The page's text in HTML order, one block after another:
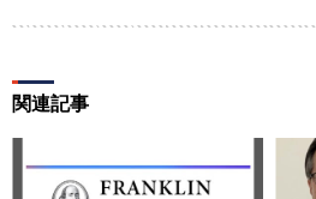
用によって生じた損害の責任は、
第５条（著作権）
本サイトに掲載された情報、写真
社もしくは著作物の著作者または
関連記事